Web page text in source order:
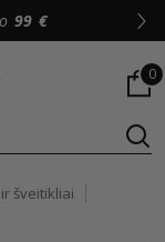
99 €
0
šveitikliai